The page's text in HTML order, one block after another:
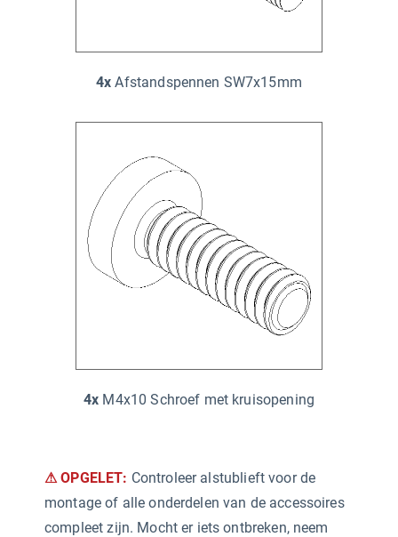
4x Afstandspennen SW7x15mm
4x M4x10 Schroef met kruisopening
⚠ OPGELET: Controleer alstublieft voor de
montage of alle onderdelen van de accessoires
compleet zijn. Mocht er iets ontbreken, neem